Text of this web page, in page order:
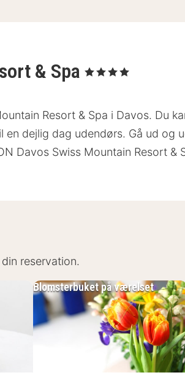
& Spa , 4 Stjerner
Resort & Spa i Davos. Du
dejlig dag udendørs. Gå ud og
Davos Swiss Mountain Resort &
reservation.
Blomsterbuket på værelset